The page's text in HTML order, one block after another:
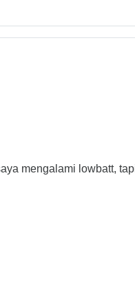
mengalami lowbatt,